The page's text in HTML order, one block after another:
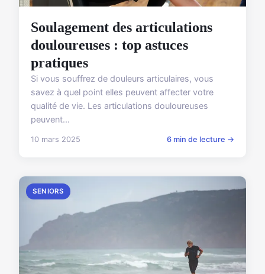
Soulagement des articulations
douloureuses : top astuces
pratiques
Si vous souffrez de douleurs articulaires, vous
savez à quel point elles peuvent affecter votre
qualité de vie. Les articulations douloureuses
peuvent...
10 mars 2025 6 min de lecture →
SENIORS